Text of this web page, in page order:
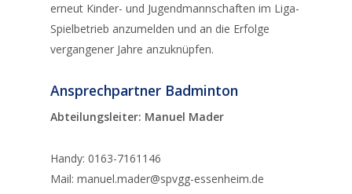
erneut Kinder- und Jugendmannschaften im Liga-
Spielbetrieb anzumelden und an die Erfolge
vergangener Jahre anzuknüpfen.
Ansprechpartner Badminton
Abteilungsleiter: Manuel Mader
Handy: 0163-7161146
Mail: manuel.mader@spvgg-essenheim.de